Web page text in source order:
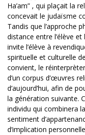
Ha’am” , qui plaçait la
concevait le judaïsme
Tandis que l’approche
distance entre l’élève et
invite l’élève à
spirituelle et culturelle
convient, le
d’un corpus d’œuvres
d’aujourd’hui, afin de
la génération suivante.
individu qui combinera
sentiment
d’implication